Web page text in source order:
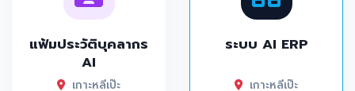
แฟ้มประวัติบุคลากร
AI
เกาะหลีเป๊ะ
ระบบ AI ERP
เกาะหลีเป๊ะ